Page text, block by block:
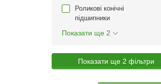
Роликові конічні
підшипники
Показати ще 2
Показати ще 2 фільтри